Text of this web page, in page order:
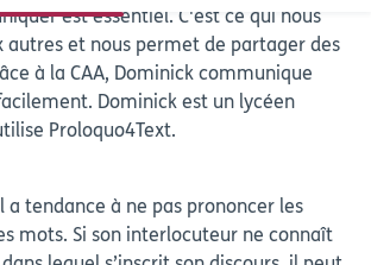
est essentiel. C'est ce qui nous
autres et nous permet de partager des
à la CAA, Dominick communique
Dominick est un lycéen
Proloquo4Text.
a tendance à ne pas prononcer les
mots. Si son interlocuteur ne connaît